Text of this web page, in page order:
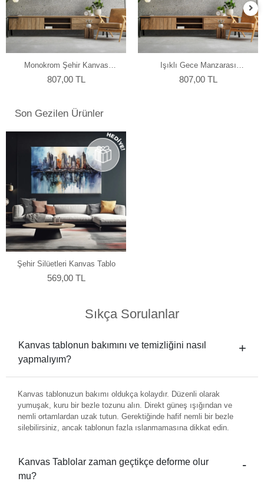
Monokrom Şehir Kanvas
Tablo
807,00 TL
Işıklı Gece Manzarası
Kanvas Tablo
807,00 TL
Son Gezilen Ürünler
Şehir Silüetleri Kanvas Tablo
569,00 TL
Sıkça Sorulanlar
Kanvas tablonun bakımını ve temizliğini nasıl
yapmalıyım?
Kanvas tablonuzun bakımı oldukça kolaydır. Düzenli olarak
yumuşak, kuru bir bezle tozunu alın. Direkt güneş ışığından ve
nemli ortamlardan uzak tutun. Gerektiğinde hafif nemli bir bezle
silebilirsiniz, ancak tablonun fazla ıslanmamasına dikkat edin.
Kanvas Tablolar zaman geçtikçe deforme olur
mu?